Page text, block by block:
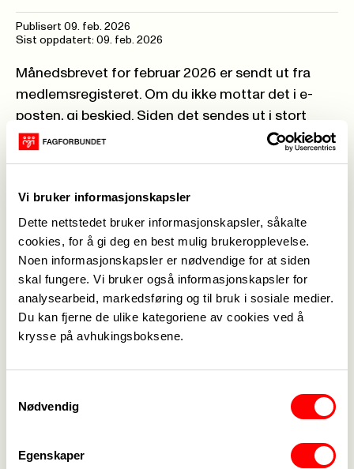
Vi bruker informasjonskapsler
Dette nettstedet bruker informasjonskapsler, såkalte
cookies, for å gi deg en best mulig brukeropplevelse.
Noen informasjonskapsler er nødvendige for at siden
skal fungere. Vi bruker også informasjonskapsler for
analysearbeid, markedsføring og til bruk i sosiale medier.
Du kan fjerne de ulike kategoriene av cookies ved å
krysse på avhukingsboksene.
Nødvendig
Egenskaper
Publisert 09. feb. 2026
Sist oppdatert: 09. feb. 2026
Månedsbrevet for februar 2026 er sendt ut fra
medlemsregisteret. Om du ikke mottar det i e-
posten, gi beskjed. Siden det sendes ut i stort
antall, er det mulig det havner i søppelposten.
lenken under.
Vedlegg
Månedsbrev februar 2026.pdf
Medlemskap
Lønn og tariff